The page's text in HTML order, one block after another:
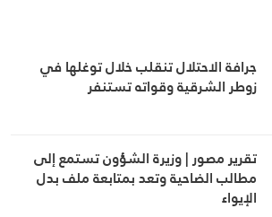
جرافة الاحتلال تنقلب خلال توغلها في
زوطر الشرقية وقواته تستنفر
تقرير مصور | وزيرة الشؤون تستمع إلى
مطالب الضاحية وتعد بمتابعة ملف بدل
الإيواء